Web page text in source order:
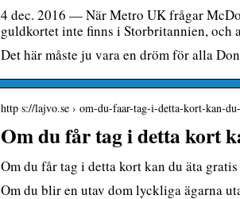
4 dec. 2016 — När Metro UK frågar
guldkortet inte finns i Storbritannien, och
Det här måste ju vara en dröm för alla
http s://lajvo.se › om-du-faar-tag-i-detta-kort-kan-
Om du får tag i detta kort
Om du får tag i detta kort kan du äta
Om du blir en utav dom lyckliga ägarna